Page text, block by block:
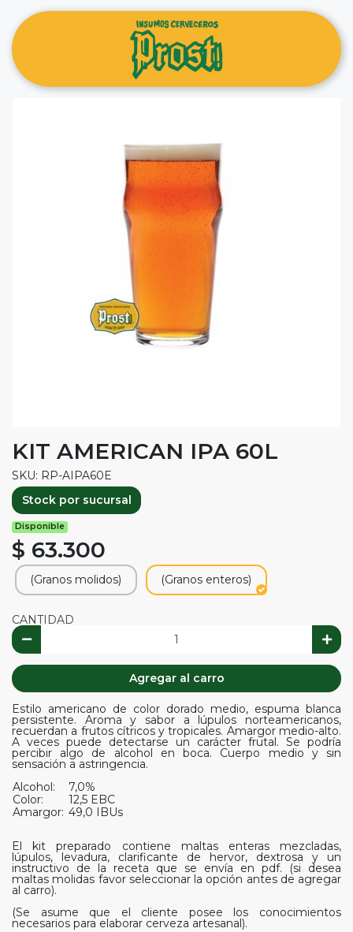
KIT AMERICAN IPA 60L
SKU: RP-AIPA60E
Stock por sucursal
Disponible
$ 63.300
(Granos molidos) (Granos enteros)
CANTIDAD
Agregar al carro
Estilo americano de color dorado medio, espuma blanca
persistente. Aroma y sabor a lúpulos norteamericanos,
recuerdan a frutos cítricos y tropicales. Amargor medio-alto.
A veces puede detectarse un carácter frutal. Se podría
percibir algo de alcohol en boca. Cuerpo medio y sin
sensación a astringencia.
Alcohol:
7,0%
Color:
12,5 EBC
Amargor: 49,0 IBUs
El kit preparado contiene maltas enteras mezcladas,
lúpulos, levadura, clarificante de hervor, dextrosa y un
instructivo de la receta que se envía en pdf. (si desea
maltas molidas favor seleccionar la opción antes de agregar
al carro).
(Se asume que el cliente posee los conocimientos
necesarios para elaborar cerveza artesanal).